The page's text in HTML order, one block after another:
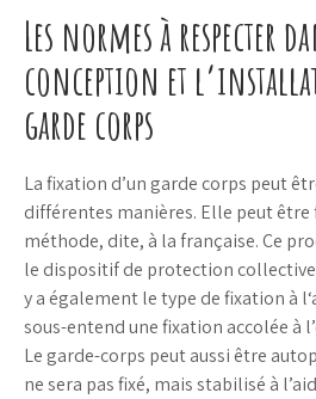
Les normes à respecter
conception et
garde corps
La fixation d’un garde corps peut
différentes manières. Elle peut être
méthode, dite, à la française. Ce
le dispositif de protection
y a également le type de fixation à
sous-entend une fixation accolée à
Le garde-corps peut aussi être
ne sera pas fixé, mais stabilisé à